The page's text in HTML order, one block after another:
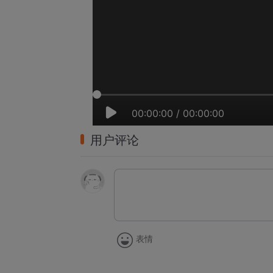
00:00:00 / 00:00:00
用户评论
表情